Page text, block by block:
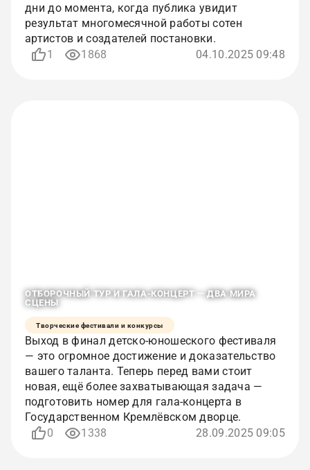
дни до момента, когда публика увидит
результат многомесячной работы сотен
артистов и создателей постановки.
1
1868 04.10.2025 09:48
ОТБОРОЧНЫЙ ТУР И ГАЛА-КОНЦЕРТ — ДВА МИРА
СЦЕНЫ
Творческие фестивали и конкурсы
Выход в финал детско-юношеского фестиваля
— это огромное достижение и доказательство
вашего таланта. Теперь перед вами стоит
новая, ещё более захватывающая задача —
подготовить номер для гала-концерта в
Государственном Кремлёвском дворце.
0
1338 28.09.2025 09:05